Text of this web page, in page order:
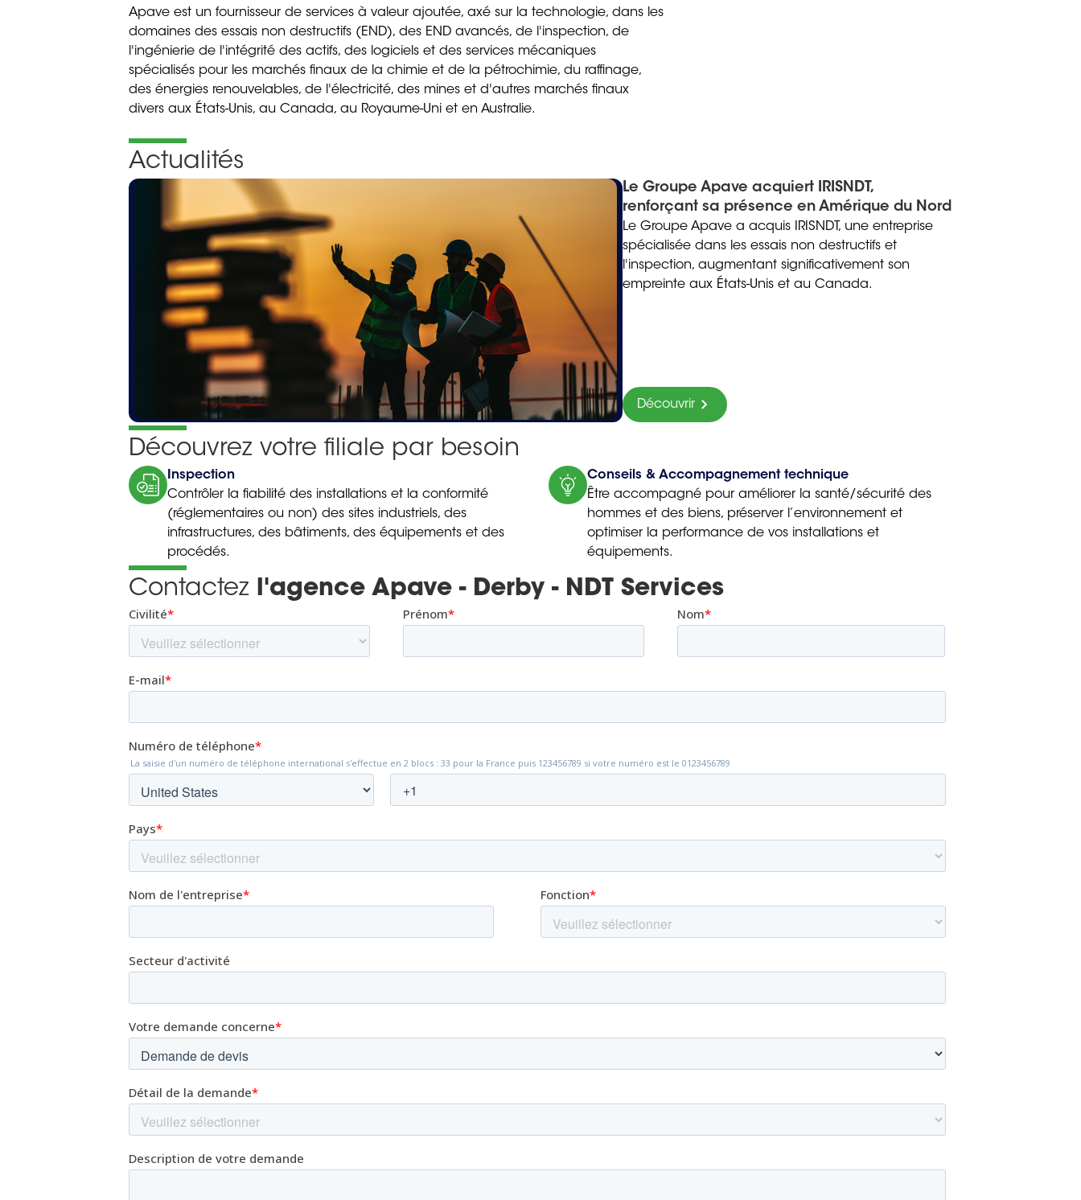
Apave est un fournisseur de services à valeur ajoutée, axé sur la technologie, dans les
domaines des essais non destructifs (END), des END avancés, de l'inspection, de
l'ingénierie de l'intégrité des actifs, des logiciels et des services mécaniques
spécialisés pour les marchés finaux de la chimie et de la pétrochimie, du raffinage,
des énergies renouvelables, de l'électricité, des mines et d'autres marchés finaux
divers aux États-Unis, au Canada, au Royaume-Uni et en Australie.
Actualités
Le Groupe Apave acquiert IRISNDT,
renforçant sa présence en Amérique du Nord
Le Groupe Apave a acquis IRISNDT, une entreprise
spécialisée dans les essais non destructifs et
l'inspection, augmentant significativement son
empreinte aux États-Unis et au Canada.
Découvrir
Découvrez votre filiale par besoin
Inspection
Contrôler la fiabilité des installations et la conformité
(réglementaires ou non) des sites industriels, des
infrastructures, des bâtiments, des équipements et des
procédés.
Conseils & Accompagnement technique
Être accompagné pour améliorer la santé/sécurité des
hommes et des biens, préserver l’environnement et
optimiser la performance de vos installations et
équipements.
Contactez l'agence Apave - Derby - NDT Services